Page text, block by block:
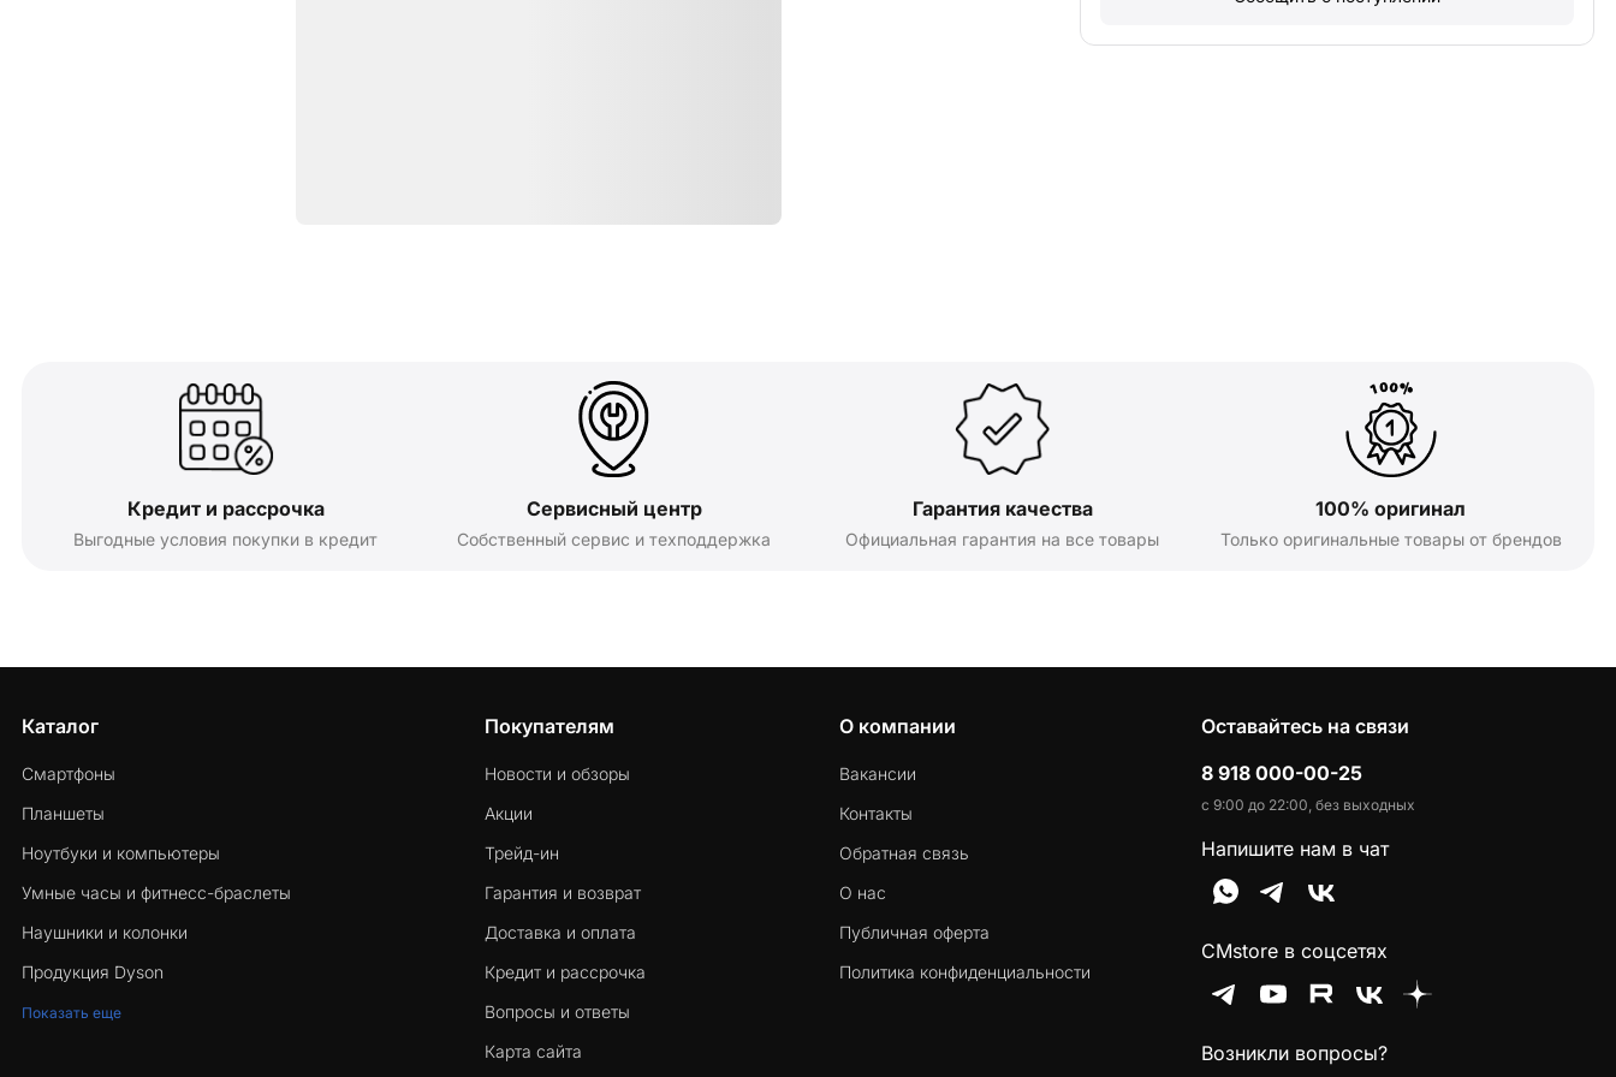
Кредит и рассрочка
Выгодные условия покупки в кредит
Сервисный центр
Собственный сервис и техподдержка
Гарантия качества
Официальная гарантия на все товары
100% оригинал
Только оригинальные товары от брендов
Каталог
Смартфоны
Планшеты
Ноутбуки и компьютеры
Умные часы и фитнесс-браслеты
Наушники и колонки
Продукция Dyson
Показать еще
Покупателям
Новости и обзоры
Акции
Трейд-ин
Гарантия и возврат
Доставка и оплата
Кредит и рассрочка
Вопросы и ответы
Карта сайта
О компании
Вакансии
Контакты
Обратная связь
О нас
Публичная оферта
Политика конфиденциальности
Оставайтесь на связи
8 918 000-00-25
с 9:00 до 22:00, без выходных
Напишите нам в чат
CMstore в соцсетях
Возникли вопросы?